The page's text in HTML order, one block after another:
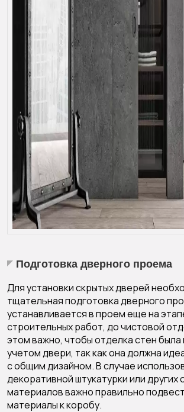
Подготовка дверного проема
Для установки скрытых дверей
тщательная подготовка дверного
устанавливается в проем еще на
строительных работ, до чистовой
этом важно, чтобы отделка стен была
учетом двери, так как она должна
с общим дизайном. В случае
декоративной штукатурки или других
материалов важно правильно
материалы к коробу.